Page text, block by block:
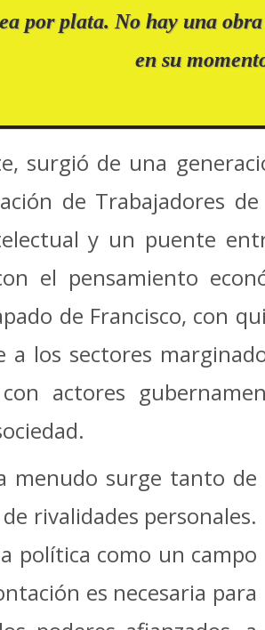
por plata. No hay una
en su
surgió de una
de Trabajadores
y un puente
el pensamiento
de Francisco, con
a los sectores
actores
menudo surge tanto de
rivalidades personales.
política como un campo
es necesaria para